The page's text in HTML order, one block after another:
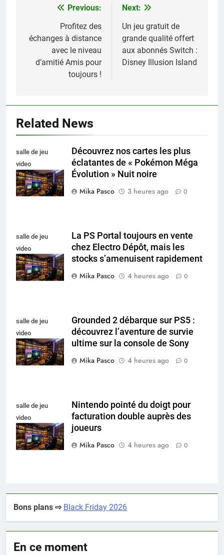
Navigation
l’article
Previous:
Profitez des
échanges à distance
avec le niveau
d’amitié Amis pour
toujours !
Next:
Un jeu gratuit de
grande qualité offert
aux abonnés Switch :
Disney Illusion Island
Related News
salle de jeu
video
collectionneur
Découvrez nos cartes les plus
éclatantes de « Pokémon Méga
Évolution » Nuit noire
Mika Pasco
3 heures ago 0
salle de jeu
video
collectionneur
La PS Portal toujours en vente
chez Electro Dépôt, mais les
stocks s’amenuisent rapidement
Mika Pasco
4 heures ago 0
salle de jeu
video
collectionneur
Grounded 2 débarque sur PS5 :
découvrez l’aventure de survie
ultime sur la console de Sony
Mika Pasco
4 heures ago 0
salle de jeu
video
collectionneur
Nintendo pointé du doigt pour
facturation double auprès des
joueurs
Mika Pasco
4 heures ago 0
Bons plans ⇨ Black Friday 2026
En ce moment